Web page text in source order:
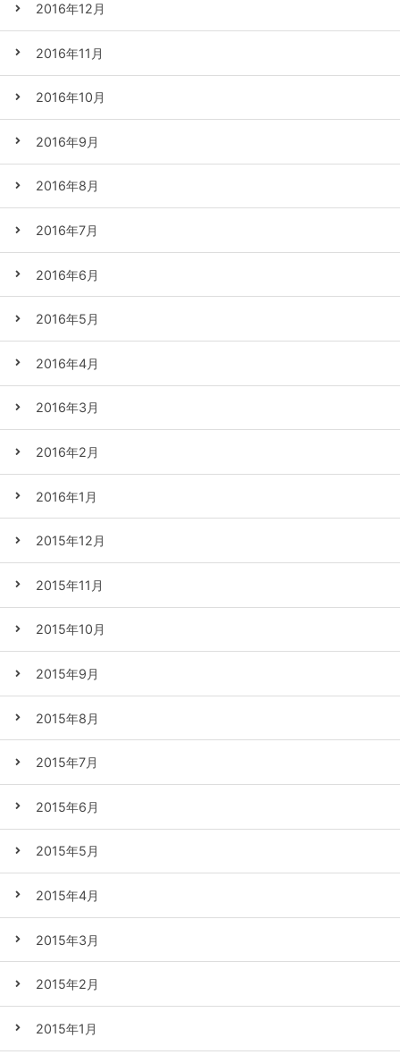
2016年12月
2016年11月
2016年10月
2016年9月
2016年8月
2016年7月
2016年6月
2016年5月
2016年4月
2016年3月
2016年2月
2016年1月
2015年12月
2015年11月
2015年10月
2015年9月
2015年8月
2015年7月
2015年6月
2015年5月
2015年4月
2015年3月
2015年2月
2015年1月